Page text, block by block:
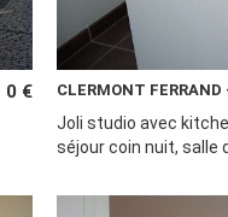
0 € CLERMONT
Joli studio avec
séjour coin nuit, salle